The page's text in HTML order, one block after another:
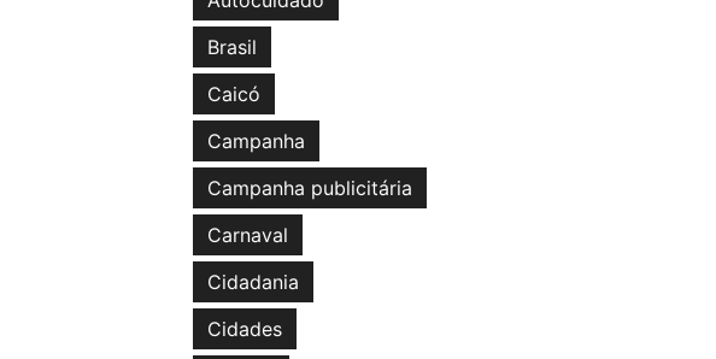
Brasil
Caicó
Campanha
Campanha publicitária
Carnaval
Cidadania
Cidades